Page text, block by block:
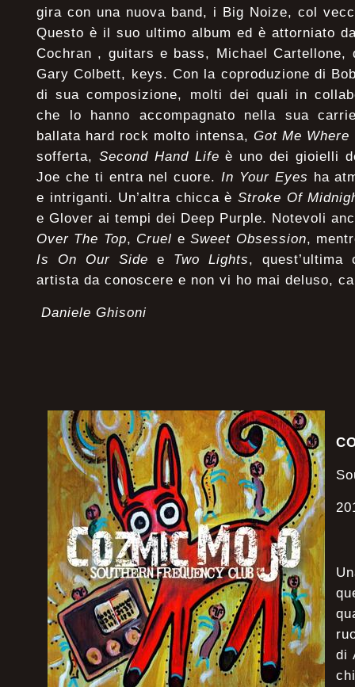
gira con una nuova band, i Big Noize, col
Questo è il suo ultimo album ed è attorniato
Cochran , guitars e bass, Michael Cartellone,
Gary Colbett, keys. Con la coproduzione di
di sua composizione, molti dei quali in
che lo hanno accompagnato nella sua
ballata hard rock molto intensa, Got Me Where
sofferta, Second Hand Life è uno dei gioielli
Joe che ti entra nel cuore. In Your Eyes ha
e intriganti. Un’altra chicca è Stroke Of
e Glover ai tempi dei Deep Purple. Notevoli
Over The Top, Cruel eSweet Obsession,
Is On Our Side e Two Lights, quest’ultima
artista da conoscere e non vi ho mai deluso,
Daniele Ghisoni
di